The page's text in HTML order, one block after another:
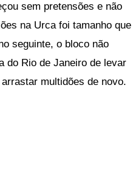
sem pretensões e não
na Urca foi tamanho que
seguinte, o bloco não
do Rio de Janeiro de levar
multidões de novo.